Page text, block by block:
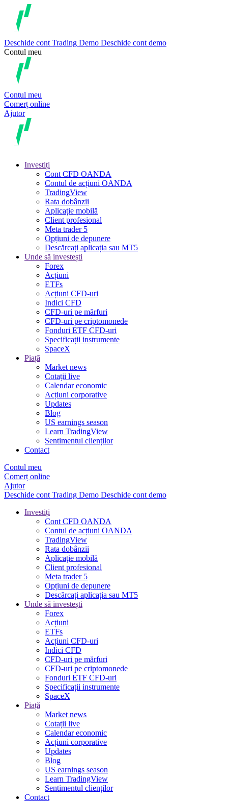
Deschide cont Trading Demo Deschide cont demo
Contul meu
Contul meu
Comerț online
Ajutor
Investiți
Cont CFD OANDA
Contul de acțiuni OANDA
TradingView
Rata dobânzii
Aplicație mobilă
Client profesional
Meta trader 5
Opțiuni de depunere
Descărcați aplicația sau MT5
Unde să investești
Forex
Acțiuni
ETFs
Acțiuni CFD-uri
Indici CFD
CFD-uri pe mărfuri
CFD-uri pe criptomonede
Fonduri ETF CFD-uri
Specificații instrumente
SpaceX
Piață
Market news
Cotații live
Calendar economic
Acțiuni corporative
Updates
Blog
US earnings season
Learn TradingView
Sentimentul clienților
Contact
Contul meu
Comerț online
Ajutor
Deschide cont Trading Demo Deschide cont demo
Investiți
Cont CFD OANDA
Contul de acțiuni OANDA
TradingView
Rata dobânzii
Aplicație mobilă
Client profesional
Meta trader 5
Opțiuni de depunere
Descărcați aplicația sau MT5
Unde să investești
Forex
Acțiuni
ETFs
Acțiuni CFD-uri
Indici CFD
CFD-uri pe mărfuri
CFD-uri pe criptomonede
Fonduri ETF CFD-uri
Specificații instrumente
SpaceX
Piață
Market news
Cotații live
Calendar economic
Acțiuni corporative
Updates
Blog
US earnings season
Learn TradingView
Sentimentul clienților
Contact